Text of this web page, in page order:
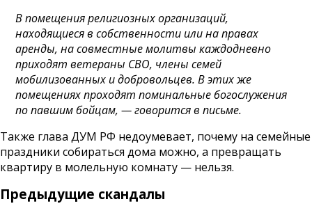
В помещения религиозных организаций,
находящиеся в собственности или на правах
аренды, на совместные молитвы каждодневно
приходят ветераны СВО, члены семей
мобилизованных и добровольцев. В этих же
помещениях проходят поминальные богослужения
по павшим бойцам, — говорится в письме.
Также глава ДУМ РФ недоумевает, почему на семейные
праздники собираться дома можно, а превращать
квартиру в молельную комнату — нельзя.
Предыдущие скандалы